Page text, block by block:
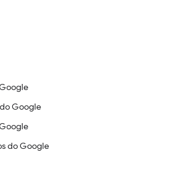
Google
do Google